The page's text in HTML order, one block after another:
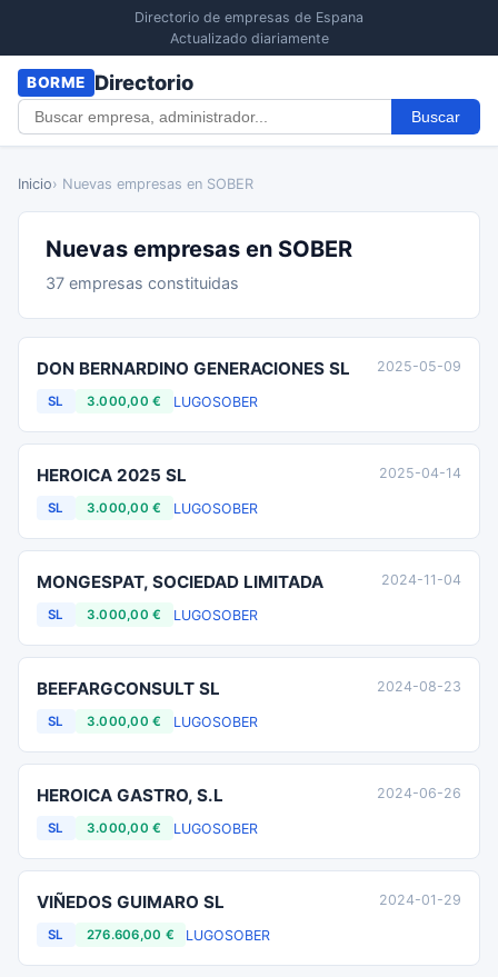
Directorio de empresas de Espana
Actualizado diariamente
BORME Directorio
Buscar
Inicio› Nuevas empresas en SOBER
Nuevas empresas en SOBER
37 empresas constituidas
DON BERNARDINO GENERACIONES SL
SL 3.000,00 € LUGOSOBER
2025-05-09
HEROICA 2025 SL
SL 3.000,00 € LUGOSOBER
2025-04-14
MONGESPAT, SOCIEDAD LIMITADA
SL 3.000,00 € LUGOSOBER
2024-11-04
BEEFARGCONSULT SL
SL 3.000,00 € LUGOSOBER
2024-08-23
HEROICA GASTRO, S.L
SL 3.000,00 € LUGOSOBER
2024-06-26
VIÑEDOS GUIMARO SL
SL 276.606,00 € LUGOSOBER
2024-01-29